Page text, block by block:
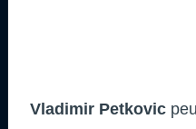
Vladimir Petkovic